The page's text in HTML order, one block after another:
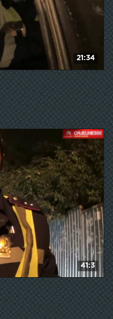
21:34
41:3